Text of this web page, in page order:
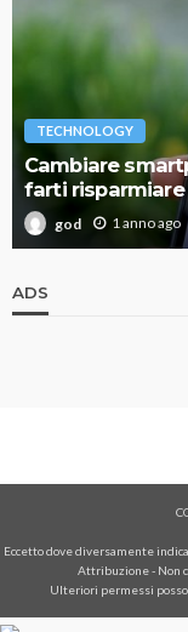
TECHNOLOGY
Cambiare
farti
god 1 anno ago
ADS
Eccetto dove diversamente
Attribuzione - Non
Ulteriori permessi